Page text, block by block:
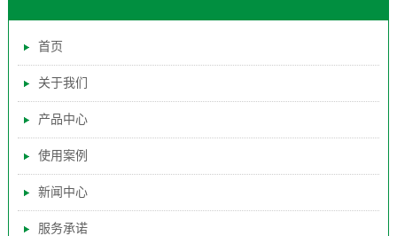
首页
关于我们
产品中心
使用案例
新闻中心
服务承诺